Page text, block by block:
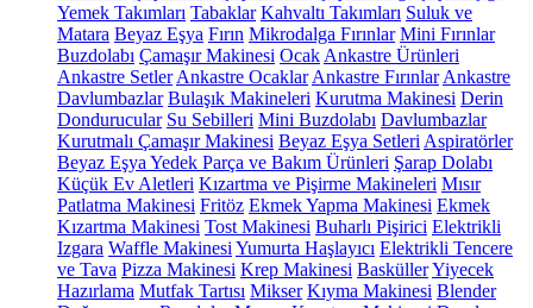
Yemek Takımları Tabaklar Kahvaltı Takımları Suluk ve
Matara Beyaz Eşya Fırın Mikrodalga Fırınlar Mini Fırınlar
Buzdolabı Çamaşır Makinesi Ocak Ankastre Ürünleri
Ankastre Setler Ankastre Ocaklar Ankastre Fırınlar Ankastre
Davlumbazlar Bulaşık Makineleri Kurutma Makinesi Derin
Dondurucular Su Sebilleri Mini Buzdolabı Davlumbazlar
Kurutmalı Çamaşır Makinesi Beyaz Eşya Setleri Aspiratörler
Beyaz Eşya Yedek Parça ve Bakım Ürünleri Şarap Dolabı
Küçük Ev Aletleri Kızartma ve Pişirme Makineleri Mısır
Patlatma Makinesi Fritöz Ekmek Yapma Makinesi Ekmek
Kızartma Makinesi Tost Makinesi Buharlı Pişirici Elektrikli
Izgara Waffle Makinesi Yumurta Haşlayıcı Elektrikli Tencere
ve Tava Pizza Makinesi Krep Makinesi BasküllerYiyecek
Hazırlama Mutfak Tartısı Mikser Kıyma Makinesi Blender